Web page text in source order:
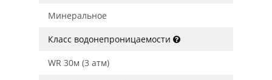
Минеральное
Класс водонепроницаемости
WR 30м (3 атм)